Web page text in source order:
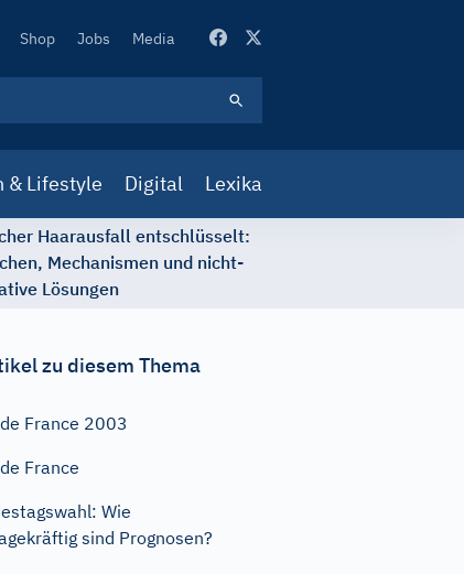
Secondary
Shop Jobs Media
& Lifestyle Digital Lexika
Haarausfall entschlüsselt:
Mechanismen und nicht-
Lösungen
zu diesem Thema
France 2003
France
Wie
sind Prognosen?